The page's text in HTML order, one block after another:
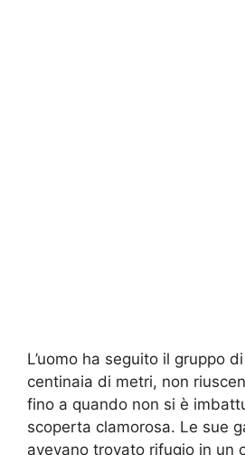
L’uomo ha seguito il gruppo
centinaia di metri, non
fino a quando non si è
scoperta clamorosa. Le sue
avevano trovato rifugio in un